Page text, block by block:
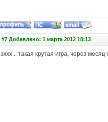
#7 Добавлено: 1 марта 2012 18:13
эххх... такая крутая игра, через